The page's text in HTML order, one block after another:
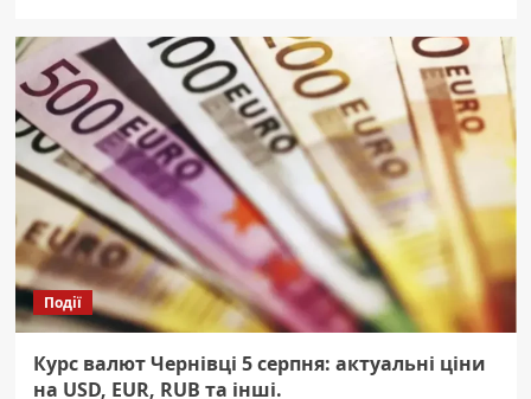
Події
Курс валют Чернівці 5 серпня: актуальні ціни
на USD, EUR, RUB та інші.